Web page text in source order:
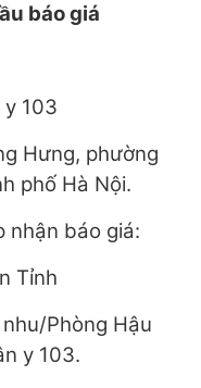
báo giá
103
Hưng, phường
phố Hà Nội.
nhận báo giá:
Tỉnh
Phòng Hậu
y 103.